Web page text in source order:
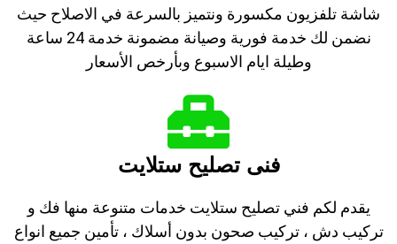
شاشة تلفزيون مكسورة ونتميز بالسرعة في الاصلاح حيث
نضمن لك خدمة فورية وصيانة مضمونة خدمة 24 ساعة
وطيلة ايام الاسبوع وبأرخص الأسعار
فنى تصليح ستلايت
يقدم لكم فني تصليح ستلايت خدمات متنوعة منها فك و
تركيب دش ، تركيب صحون بدون أسلاك ، تأمين جميع انواع